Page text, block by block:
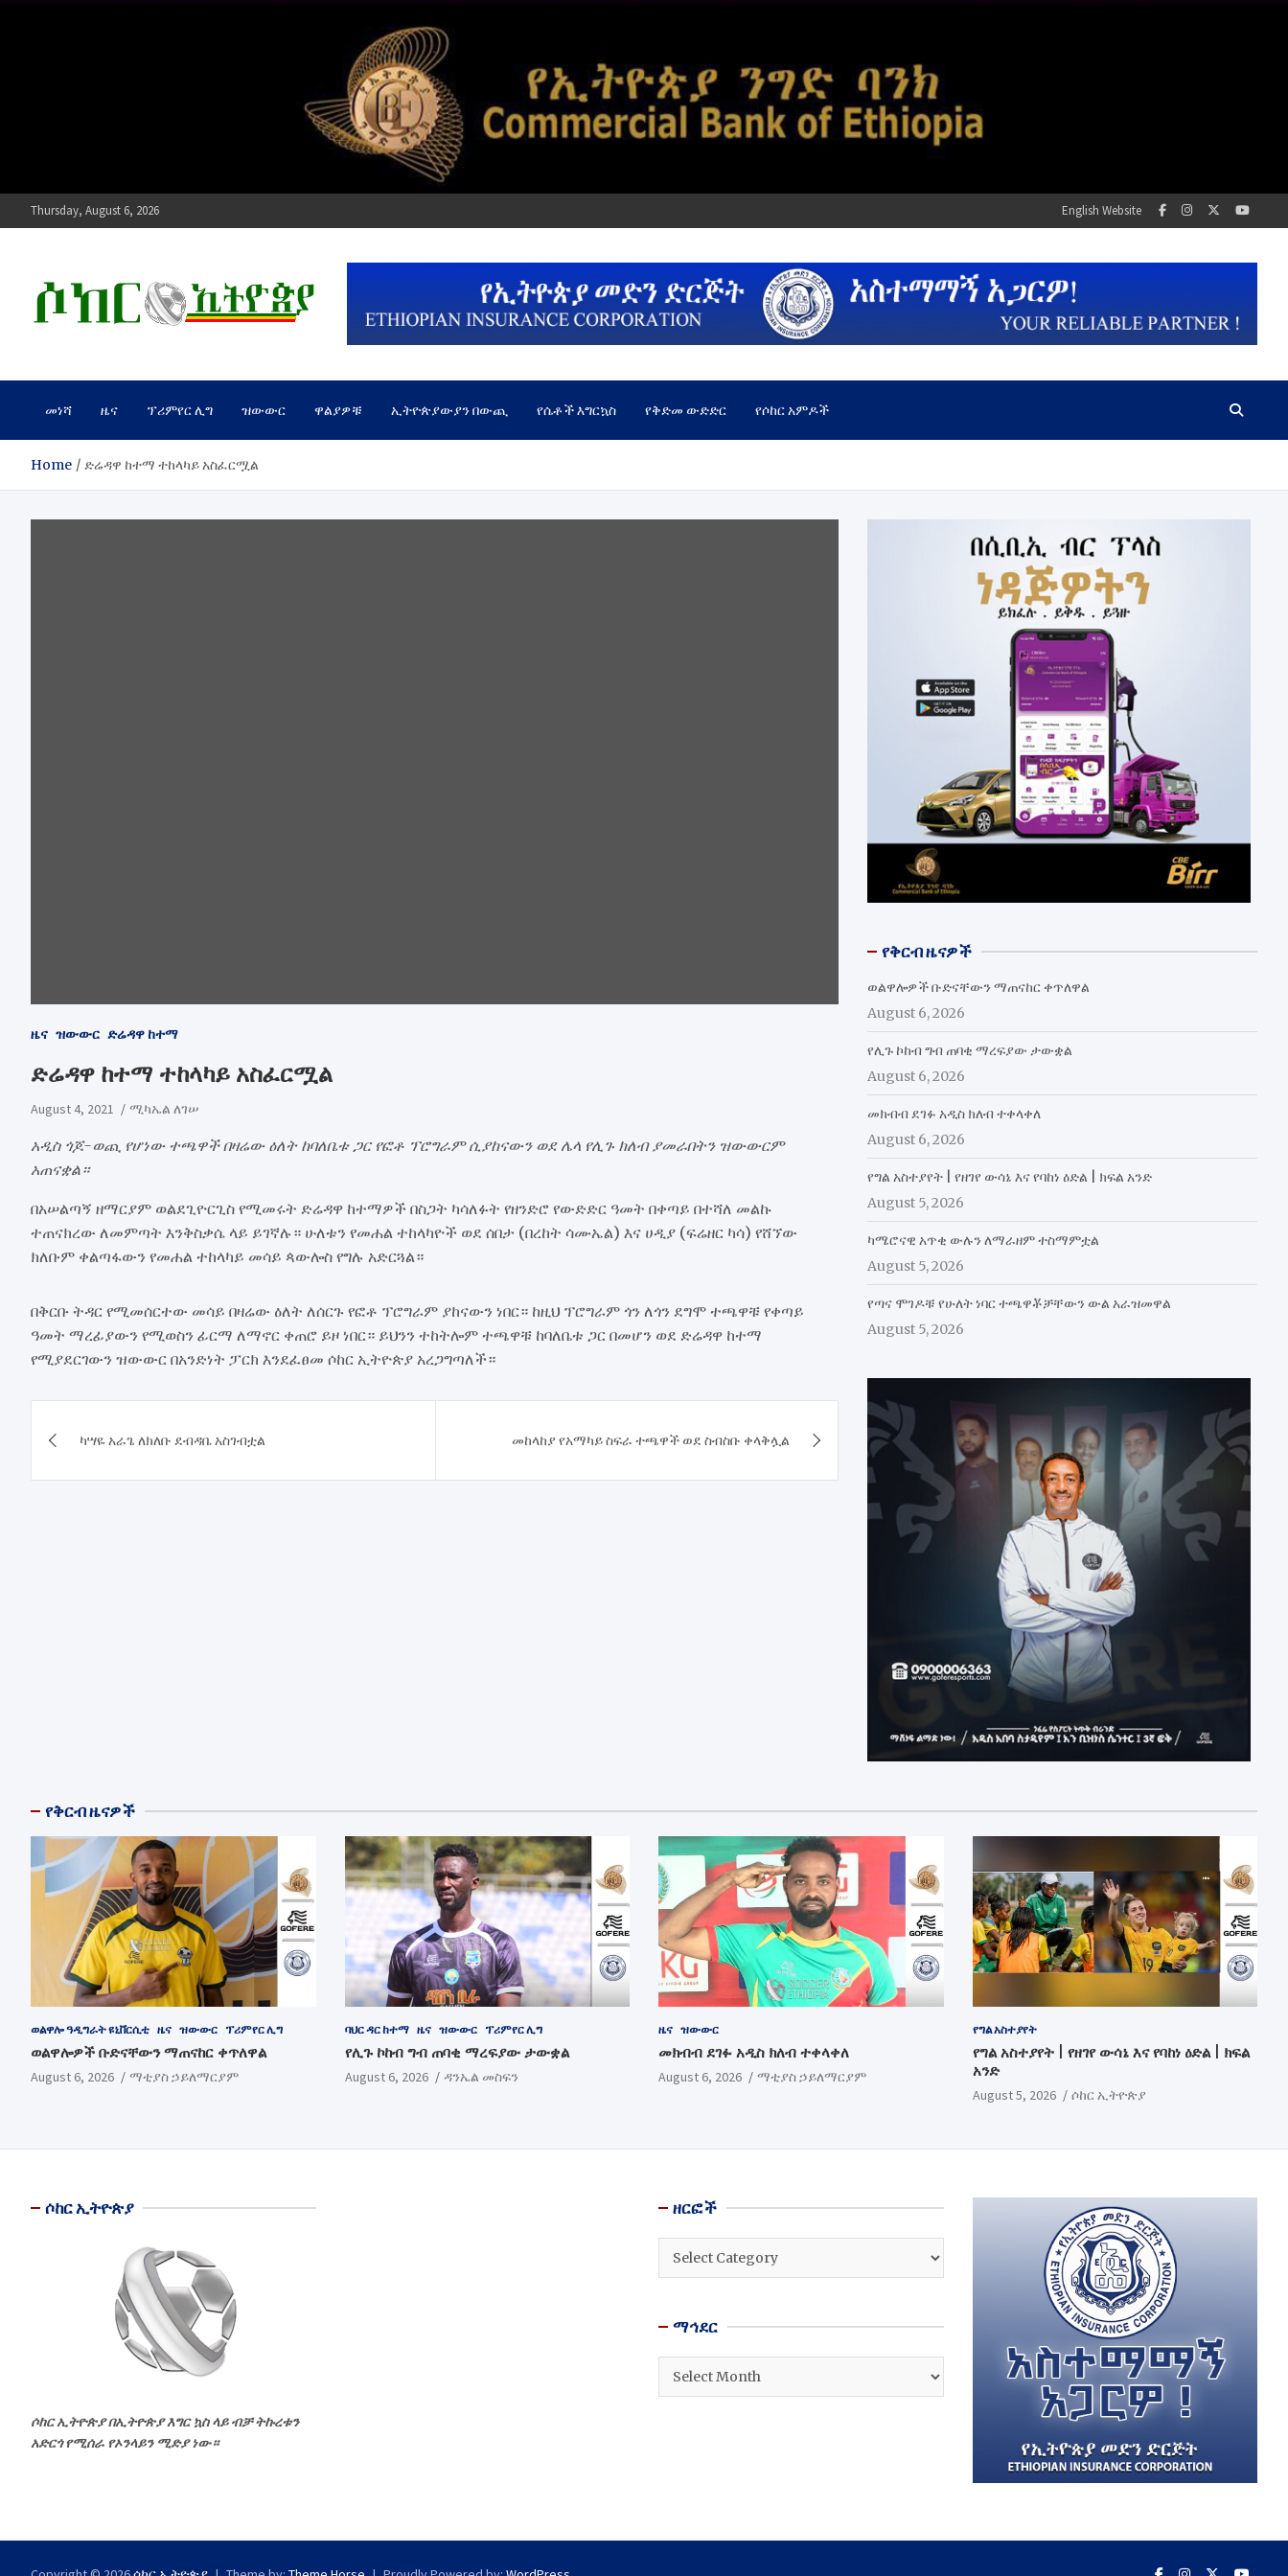
Thursday, August 6, 2026 English Website
ሶከር ኢትዮጵያ
መነሻ ዜና ፕሪምየር ሊግ ዝውውር ዋልያዎቹ ኢትዮጵያውያን በውጪ የሴቶች እግርኳስ የቅድመ ውድድር የሶከር አምዶች
Home ድሬዳዋ ከተማ ተከላካይ አስፈርሟል
ዜና ዝውውር ድሬዳዋ ከተማ
ድሬዳዋ ከተማ ተከላካይ አስፈርሟል
August 4, 2021 ሚካኤል ለገሠ
አዲስ ጎጆ-ወጪ የሆነው ተጫዋች በዛሬው ዕለት ከባለቤቱ ጋር የፎቶ ፕሮግራም ሲያከናውን ወደ ሌላ የሊጉ ክለብ ያመራበትን ዝውውርም
አጠናቋል።
በአሠልጣኝ ዘማርያም ወልደጊዮርጊስ የሚመሩት ድሬዳዋ ከተማዎች በስጋት ካሳለፉት የዘንድሮ የውድድር ዓመት በቀጣይ በተሻለ መልኩ
ተጠናክረው ለመምጣት እንቅስቃሴ ላይ ይገኛሉ። ሁለቱን የመሐል ተከላካዮች ወደ ሰበታ (በረከት ሳሙኤል) እና ሀዲያ (ፍሬዘር ካሳ) የሸኘው
ክለቡም ቀልጣፋውን የመሐል ተከላካይ መሳይ ጳውሎስ የግሉ አድርጓል።
በቅርቡ ትዳር የሚመሰርተው መሳይ በዛሬው ዕለት ለሰርጉ የፎቶ ፕሮግራም ያከናውን ነበር። ከዚህ ፕሮግራም ጎን ለጎን ደግሞ ተጫዋቹ የቀጣይ
ዓመት ማረፊያውን የሚወስን ፊርማ ለማኖር ቀጠሮ ይዞ ነበር። ይህንን ተከትሎም ተጫዋቹ ከባለቤቱ ጋር በመሆን ወደ ድሬዳዋ ከተማ
የሚያደርገውን ዝውውር በአንድነት ፓርክ እንደፈፀመ ሶከር ኢትዮጵያ አረጋግጣለች።
navigation
ካሣዬ አራጌ ለክለቡ ደብዳቤ አስገብቷል መከላከያ የአማካይ ስፍራ ተጫዋች ወደ ስብስቡ ቀላቅሏል
የቅርብ ዜናዎች
ወልዋሎዎች ቡድናቸውን ማጠናከር ቀጥለዋል
August 6, 2026
የሊጉ ኮከብ ግብ ጠባቂ ማረፍያው ታውቋል
August 6, 2026
መክብብ ደገፉ አዲስ ክለብ ተቀላቀለ
August 6, 2026
የግል አስተያየት | የዘገየ ውሳኔ እና የባከነ ዕድል | ክፍል አንድ
August 5, 2026
ካሜሮናዊ አጥቂ ውሉን ለማራዘም ተስማምቷል
August 5, 2026
የጣና ሞገዶቹ የሁለት ነባር ተጫዋቾቻቸውን ውል አራዝመዋል
August 5, 2026
የቅርብ ዜናዎች
ወልዋሎ ዓዲግራት ዩኒቨርሲቲ ዜና ዝውውር ፕሪምየር ሊግ
ወልዋሎዎች ቡድናቸውን ማጠናከር ቀጥለዋል
August 6, 2026 ማቲያስ ኃይለማርያም
ባህር ዳር ከተማ ዜና ዝውውር ፕሪምየር ሊግ
የሊጉ ኮከብ ግብ ጠባቂ ማረፍያው ታውቋል
August 6, 2026 ዳንኤል መስፍን
ዜና ዝውውር
መክብብ ደገፉ አዲስ ክለብ ተቀላቀለ
August 6, 2026 ማቲያስ ኃይለማርያም
የግል አስተያየት
የግል አስተያየት | የዘገየ ውሳኔ እና የባከነ ዕድል | ክፍል
አንድ
August 5, 2026 ሶከር ኢትዮጵያ
ሶከር ኢትዮጵያ
ሶከር ኢትዮጵያ በኢትዮጵያ እግር ኳስ ላይ ብቻ ትኩረቱን
አድርጎ የሚሰራ የኦንላይን ሚድያ ነው።
ዘርፎች
ዘርፎች
ማኅደር
ማኅደር